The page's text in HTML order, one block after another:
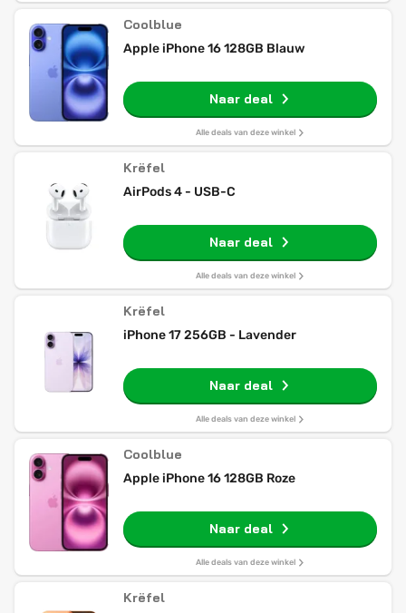
Coolblue
Apple iPhone 16 128GB Blauw
Naar deal
Alle deals van deze winkel
Krëfel
AirPods 4 - USB-C
Naar deal
Alle deals van deze winkel
Krëfel
iPhone 17 256GB - Lavender
Naar deal
Alle deals van deze winkel
Coolblue
Apple iPhone 16 128GB Roze
Naar deal
Alle deals van deze winkel
Krëfel